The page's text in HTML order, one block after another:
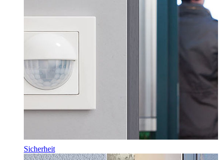
Sicherheit